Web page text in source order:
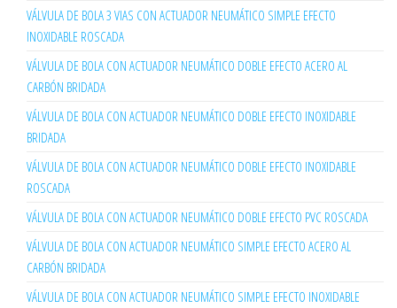
VÁLVULA DE BOLA 3 VIAS CON ACTUADOR NEUMÁTICO SIMPLE EFECTO
INOXIDABLE ROSCADA
VÁLVULA DE BOLA CON ACTUADOR NEUMÁTICO DOBLE EFECTO ACERO AL
CARBÓN BRIDADA
VÁLVULA DE BOLA CON ACTUADOR NEUMÁTICO DOBLE EFECTO INOXIDABLE
BRIDADA
VÁLVULA DE BOLA CON ACTUADOR NEUMÁTICO DOBLE EFECTO INOXIDABLE
ROSCADA
VÁLVULA DE BOLA CON ACTUADOR NEUMÁTICO DOBLE EFECTO PVC ROSCADA
VÁLVULA DE BOLA CON ACTUADOR NEUMÁTICO SIMPLE EFECTO ACERO AL
CARBÓN BRIDADA
VÁLVULA DE BOLA CON ACTUADOR NEUMÁTICO SIMPLE EFECTO INOXIDABLE